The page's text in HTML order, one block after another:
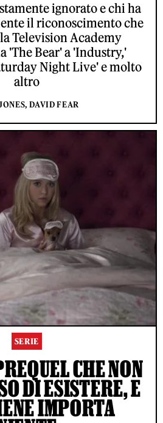
ignorato e chi ha
il riconoscimento che
Television Academy
'The Bear' a 'Industry,'
Night Live' e molto
altro
DAVID FEAR
SERIE
CHE NON
DI ESISTERE, E
IMPORTA